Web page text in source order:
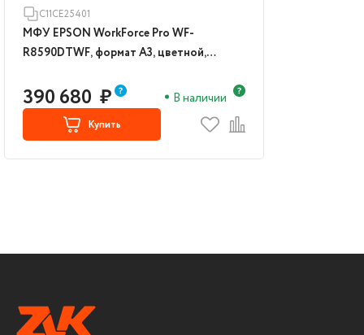
C11CE25401
МФУ EPSON WorkForce Pro WF-
R8590DTWF, формат А3, цветной,
390 680 ₽ В наличии
Купить